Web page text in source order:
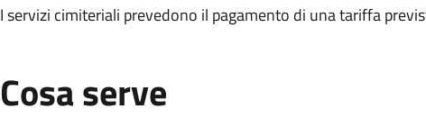
I servizi cimiteriali prevedono il pagamento di una tariffa
Cosa serve